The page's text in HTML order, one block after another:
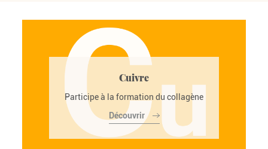
Cuivre
Participe à la formation du collagène
Découvrir